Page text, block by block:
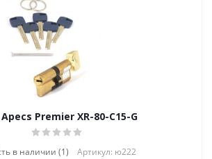
Premier XR-80-C15-G
в наличии (1) Артикул: ю222